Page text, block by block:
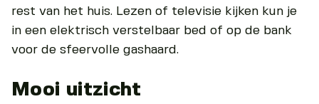
rest van het huis. Lezen of televisie kijken kun je
in een elektrisch verstelbaar bed of op de bank
voor de sfeervolle gashaard.
Mooi uitzicht